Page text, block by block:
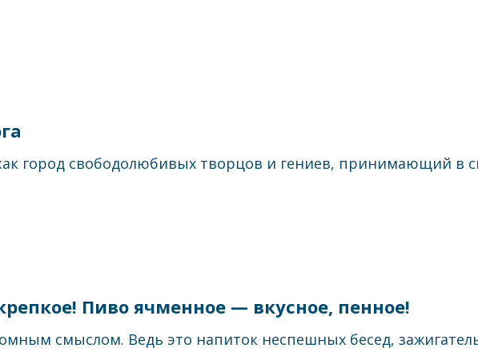
город свободолюбивых творцов и гениев, принимающий в
Пиво ячменное — вкусное, пенное!
смыслом. Ведь это напиток неспешных бесед,